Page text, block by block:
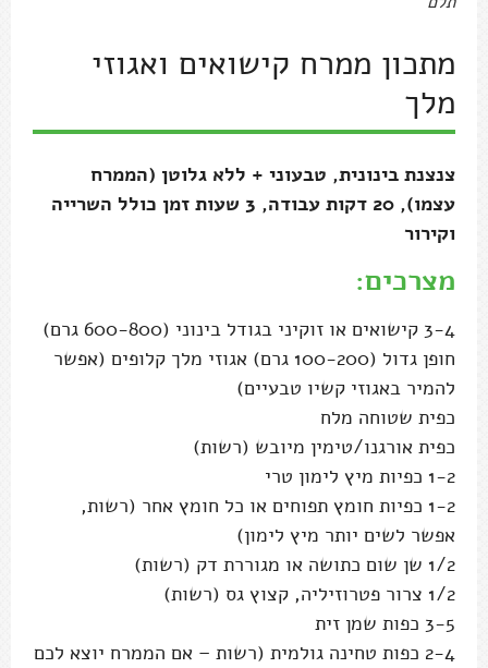
מתכון ממרח קישואים ואגוזי
מלך
צנצנת בינונית, טבעוני + ללא גלוטן (הממרח
עצמו), 20 דקות עבודה, 3 שעות זמן כולל השרייה
וקירור
מצרכים:
3-4 קישואים או זוקיני בגודל בינוני (600-800 גרם)
חופן גדול (100-200 גרם) אגוזי מלך קלופים (אפשר
להמיר באגוזי קשיו טבעיים)
כפית שטוחה מלח
כפית אורגנו/טימין מיובש (רשות)
1-2 כפיות מיץ לימון טרי
1-2 כפיות חומץ תפוחים או כל חומץ אחר (רשות,
אפשר לשים יותר מיץ לימון)
1/2 שן שום כתושה או מגוררת דק (רשות)
1/2 צרור פטרוזיליה, קצוץ גס (רשות)
3-5 כפות שמן זית
2-4 כפות טחינה גולמית (רשות – אם הממרח יוצא לכם